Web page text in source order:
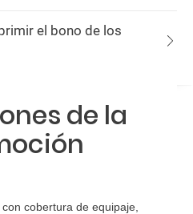
el bono de los
de la
con cobertura de equipaje,